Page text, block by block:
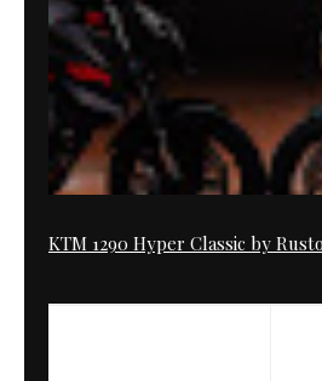
KTM 1290 Hyper Classic by